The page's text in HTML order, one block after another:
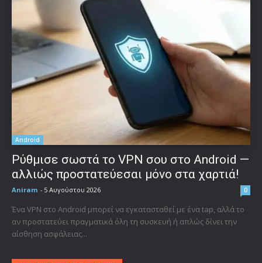
Android
Ρύθμισε σωστά το VPN σου στο Android —
αλλιώς προστατεύεσαι μόνο στα χαρτιά!
Aniram - 5 Αυγούστου 2026 0
Ένα VPN στο Android μπορεί να εγκατασταθεί με ένα tap, αλλά το
αν προστατεύει πραγματικά όλη τη συσκευή ή απλώς δίνει την
αίσθηση ασφάλειας...